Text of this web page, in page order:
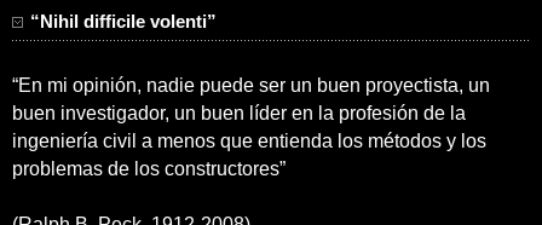
“Nihil difficile volenti”
“En mi opinión, nadie puede ser un buen proyectista, un
buen investigador, un buen líder en la profesión de la
ingeniería civil a menos que entienda los métodos y los
problemas de los constructores”